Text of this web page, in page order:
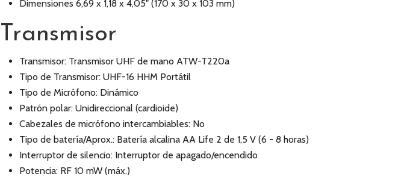
Dimensiones 6,69 x 1,18 x 4,05" (170 x 30 x 103 mm)
Transmisor
Transmisor: Transmisor UHF de mano ATW-T220a
Tipo de Transmisor: UHF-16 HHM Portátil
Tipo de Micrófono: Dinámico
Patrón polar: Unidireccional (cardioide)
Cabezales de micrófono intercambiables: No
Tipo de batería/Aprox.: Batería alcalina AA Life 2 de 1,5 V (6 - 8 horas)
Interruptor de silencio: Interruptor de apagado/encendido
Potencia: RF 10 mW (máx.)